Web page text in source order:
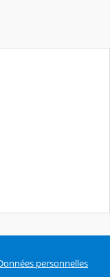
personnelles